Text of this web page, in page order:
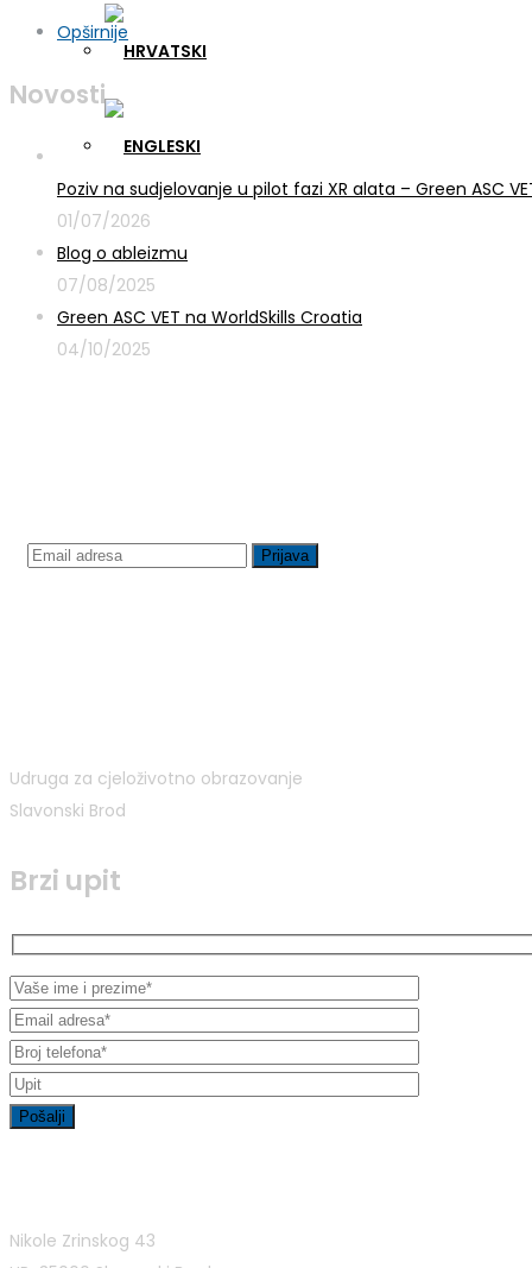
Opširnije
Novosti
Poziv na sudjelovanje u pilot fazi XR alata – Green ASC
01/07/2026
Blog o ableizmu
07/08/2025
Green ASC VET na WorldSkills Croatia
04/10/2025
Udruga za cjeloživotno obrazovanje
Slavonski Brod
Brzi upit
Nikole Zrinskog 43